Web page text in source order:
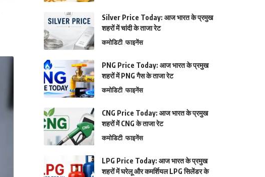
Silver Price Today: आज भारत के प्रमुख
शहरों में चांदी के ताजा रेट
कमोडिटी फाइनेंस
PNG Price Today: आज भारत के प्रमुख
शहरों में PNG गैस के ताजा रेट
कमोडिटी फाइनेंस
CNG Price Today: आज भारत के प्रमुख
शहरों में CNG के ताजा रेट
कमोडिटी फाइनेंस
LPG Price Today: आज भारत के प्रमुख
शहरों में घरेलू और कमर्शियल LPG सिलेंडर के